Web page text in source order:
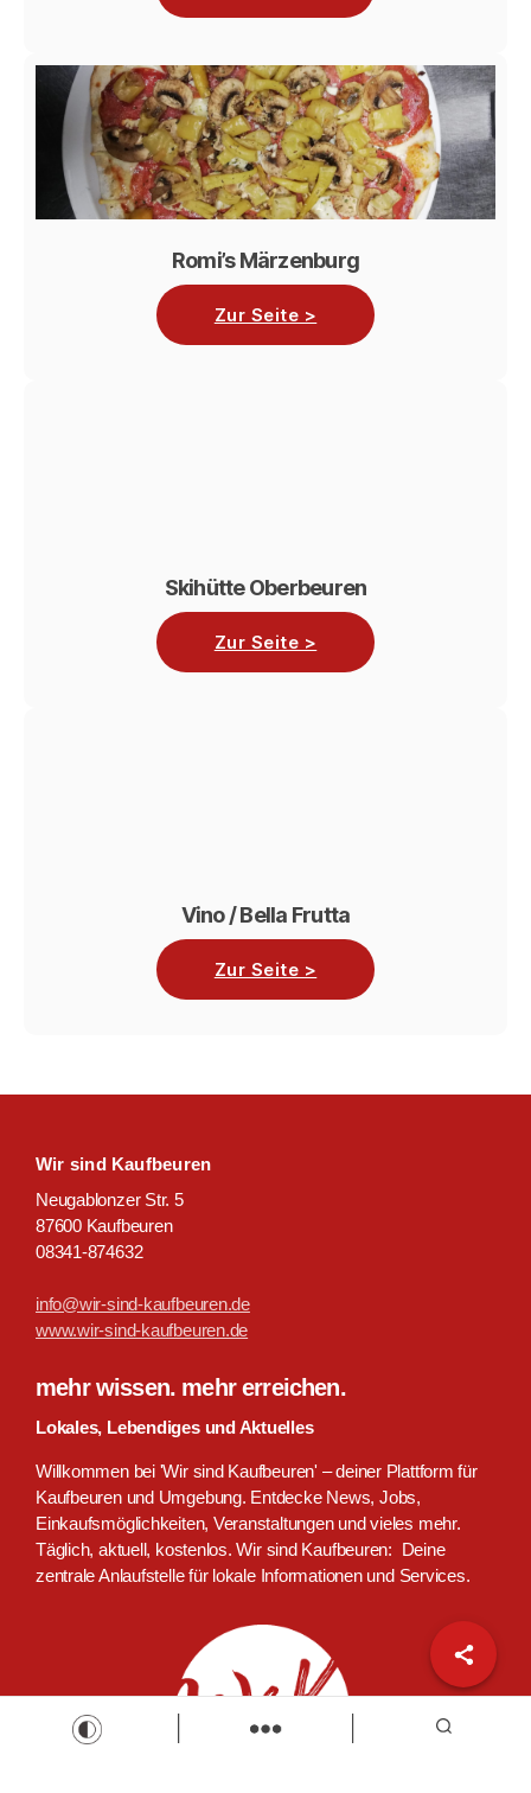
Romi’s Märzenburg
Zur Seite >
Skihütte Oberbeuren
Zur Seite >
Vino / Bella Frutta
Zur Seite >
Wir sind Kaufbeuren
Neugablonzer Str. 5
87600 Kaufbeuren
08341-874632
info@wir-sind-kaufbeuren.de
www.wir-sind-kaufbeuren.de
mehr wissen. mehr erreichen.
Lokales, Lebendiges und Aktuelles
Willkommen bei 'Wir sind Kaufbeuren' – deiner Plattform für
Kaufbeuren und Umgebung. Entdecke News, Jobs,
Einkaufsmöglichkeiten, Veranstaltungen und vieles mehr.
Täglich, aktuell, kostenlos. Wir sind Kaufbeuren: Deine
zentrale Anlaufstelle für lokale Informationen und Services.